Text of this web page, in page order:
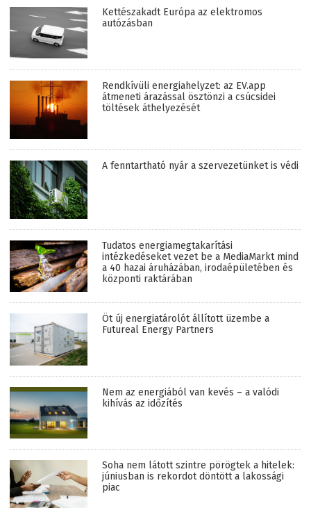
Kettészakadt Európa az elektromos
autózásban
Rendkívüli energiahelyzet: az EV.app
átmeneti árazással ösztönzi a csúcsidei
töltések áthelyezését
A fenntartható nyár a szervezetünket is védi
Tudatos energiamegtakarítási
intézkedéseket vezet be a MediaMarkt mind
a 40 hazai áruházában, irodaépületében és
központi raktárában
Öt új energiatárolót állított üzembe a
Futureal Energy Partners
Nem az energiából van kevés – a valódi
kihívás az időzítés
Soha nem látott szintre pörögtek a hitelek:
júniusban is rekordot döntött a lakossági
piac